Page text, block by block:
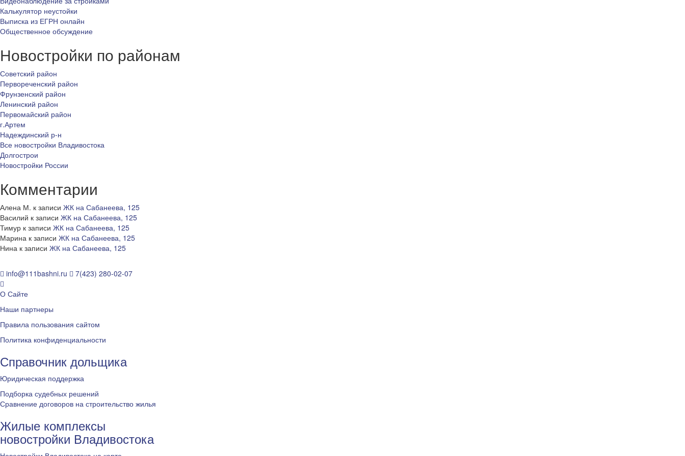
Калькулятор неустойки
Выписка из ЕГРН онлайн
Общественное обсуждение
Новостройки по районам
Советский район
Первореченский район
Фрунзенский район
Ленинский район
Первомайский район
г.Артем
Надеждинский р-н
Все новостройки Владивостока
Долгострои
Новостройки России
Комментарии
Алена М. к записи ЖК на Сабанеева, 125
Василий к записи ЖК на Сабанеева, 125
Тимур к записи ЖК на Сабанеева, 125
Марина к записи ЖК на Сабанеева, 125
Нина к записи ЖК на Сабанеева, 125
info@111bashni.ru
7(423) 280-02-07
О Сайте
Наши партнеры
Правила пользования сайтом
Политика конфиденциальности
Справочник дольщика
Юридическая поддержка
Подборка судебных решений
Сравнение договоров на строительство жилья
Жилые комплексы
новостройки Владивостока